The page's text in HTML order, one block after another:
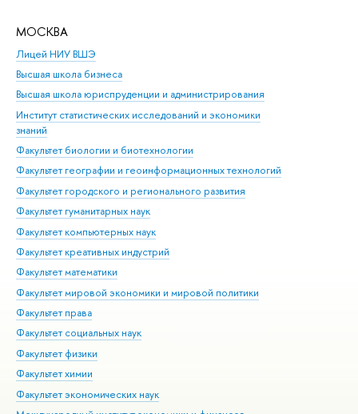
МОСКВА
Лицей НИУ ВШЭ
Высшая школа бизнеса
Высшая школа юриспруденции и администрирования
Институт статистических исследований и экономики
знаний
Факультет биологии и биотехнологии
Факультет географии и геоинформационных технологий
Факультет городского и регионального развития
Факультет гуманитарных наук
Факультет компьютерных наук
Факультет креативных индустрий
Факультет математики
Факультет мировой экономики и мировой политики
Факультет права
Факультет социальных наук
Факультет физики
Факультет химии
Факультет экономических наук